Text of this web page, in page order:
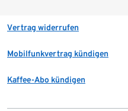
Vertrag widerrufen
Mobilfunkvertrag kündigen
Kaffee-Abo kündigen